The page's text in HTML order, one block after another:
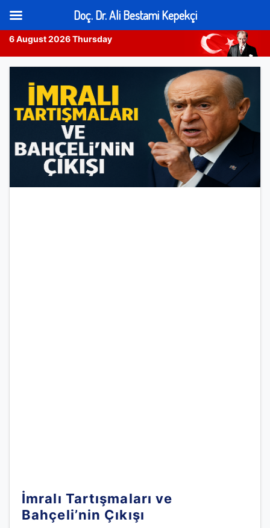
6 August 2026 Thursday
content
İmralı Tartışmaları ve
Bahçeli’nin Çıkışı
Doç. Dr. Ali Bestami Kepekçi